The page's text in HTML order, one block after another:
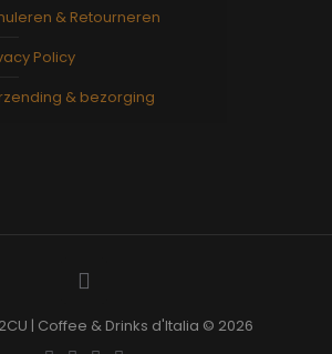
& Retourneren
Policy
& bezorging
| Coffee & Drinks d'Italia © 2026